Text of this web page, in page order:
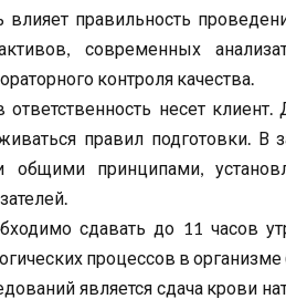
влияет правильность
современных
контроля качества.
ответственность несет
правил подготовки. В
принципами,
сдавать до 11 часов
процессов в
является сдача крови